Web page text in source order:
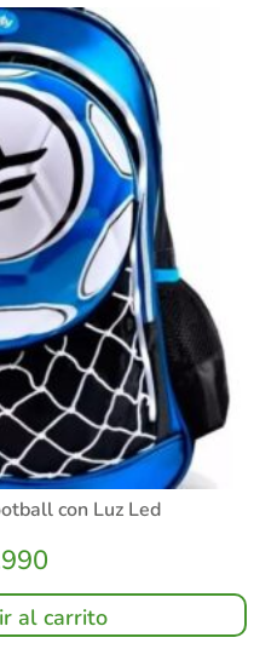
con Luz Led
al carrito